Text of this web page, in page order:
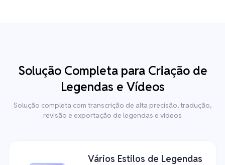
Solução Completa para Criação de
Legendas e Vídeos
Solução completa com transcrição de alta precisão, tradução,
revisão e exportação de legendas e vídeos
Vários Estilos de Legendas